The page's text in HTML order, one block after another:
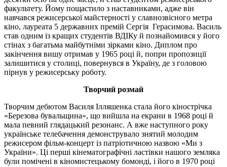
факультету. Йому пощастило з наставниками, адже він
навчався режисерської майстерності у славнозвісного метра
кіно, лауреата 5 державних премій Сергія Герасимова. Василь
став одним із кращих студентів ВДІКу й познайомився у його
стінах з багатьма майбутніми зірками кіно. Диплом про
закінчення вишу отримав у 1965 році й, попри пропозиції
залишитися у столиці, повернувся в Україну, де з головою
пірнув у режисерську роботу.
Творчий розмай
Творчим дебютом Василя Ілляшенка стала його кінострічка
«Березова бувальщина», що вийшла на екрани в 1968 році й
мала певний глядацький резонанс. А вже наступного року
українське телебачення демонструвало знятий молодим
режисером фільм-концерт із патріотичною назвою «Ми з
України». Ці перші кінематографічні ластівки нашого земляка
були помічені в кіномистецькому бомонді, і його в 1970 році